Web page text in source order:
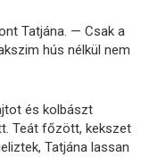
Tatjána. — Csak a
hús nélkül nem
és kolbászt
Teát főzött, kekszet
Tatjána lassan